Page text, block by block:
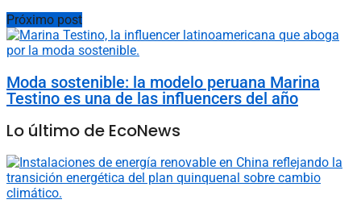
Próximo post
Moda sostenible: la modelo peruana Marina
Testino es una de las influencers del año
Lo último de EcoNews